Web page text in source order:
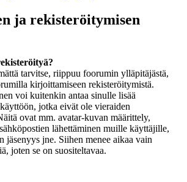
ja rekisteröitymisen
tarvitse, riippuu foorumin ylläpitäjästä,
kirjoittamiseen rekisteröitymistä.
voi kuitenkin antaa sinulle lisää
jotka eivät ole vieraiden
ovat mm. avatar-kuvan määrittely,
lähettäminen muille käyttäjille,
jäsenyys jne. Siihen menee aikaa vain
joten se on suositeltavaa.